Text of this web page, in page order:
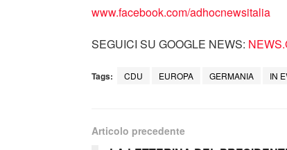
www.facebook.com/adhocnewsitalia
SEGUICI SU GOOGLE NEWS:
Tags: CDU EUROPA GERMANIA IN
Articolo precedente